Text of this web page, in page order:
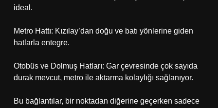
ideal.
Metro Hattı: Kızılay’dan doğu ve batı yönlerine giden
hatlarla entegre.
Otobüs ve Dolmuş Hatları: Gar çevresinde çok sayıda
durak mevcut, metro ile aktarma kolaylığı sağlanıyor.
Bu bağlantılar, bir noktadan diğerine geçerken sadece